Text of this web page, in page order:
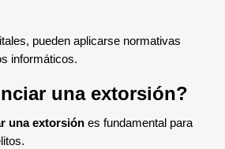
pueden aplicarse normativas
informáticos.
una extorsión?
una extorsión es fundamental para